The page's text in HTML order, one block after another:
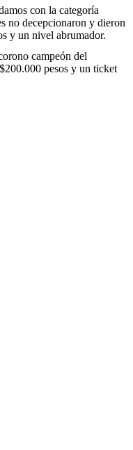
con la categoría
no decepcionaron y dieron
y un nivel abrumador.
campeón del
pesos y un ticket